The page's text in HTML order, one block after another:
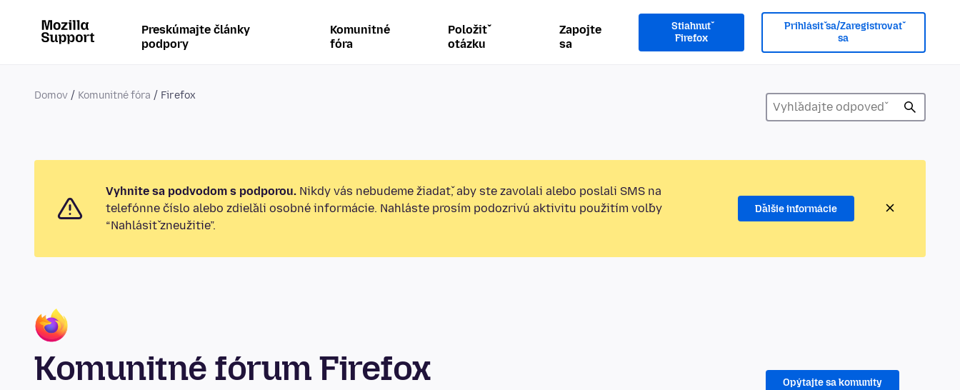
Preskúmajte články
podpory
Komunitné
fóra
Položiť
otázku
Zapojte
sa
Stiahnuť
Firefox
Prihlásiť sa/Zaregistrovať
sa
Domov Komunitné fóra Firefox
Vyhnite sa podvodom s podporou. Nikdy vás nebudeme žiadať, aby ste zavolali alebo poslali SMS na
telefónne číslo alebo zdieľali osobné informácie. Nahláste prosím podozrivú aktivitu použitím voľby
“Nahlásiť zneužitie”.
Ďalšie informácie
Komunitné fórum Firefox Opýtajte sa komunity